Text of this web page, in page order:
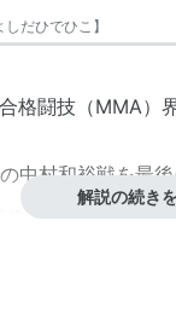
しだひでひこ 】
格闘技（MMA）
中村和裕戦を最後
進の指導にも当た
解説の続き